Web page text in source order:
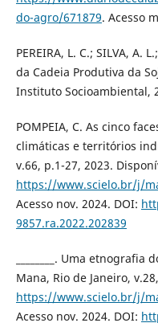
do-agro/671879. Acesso
PEREIRA, L. C.; SILVA, A.
da Cadeia Produtiva da
Instituto Socioambiental,
POMPEIA, C. As cinco
climáticas e territórios
v.66, p.1-27, 2023.
https://www.scielo.br/j/
Acesso nov. 2024. DOI:
9857.ra.2022.202839
________. Uma
Mana, Rio de Janeiro,
https://www.scielo.br/j/
Acesso nov. 2024. DOI: